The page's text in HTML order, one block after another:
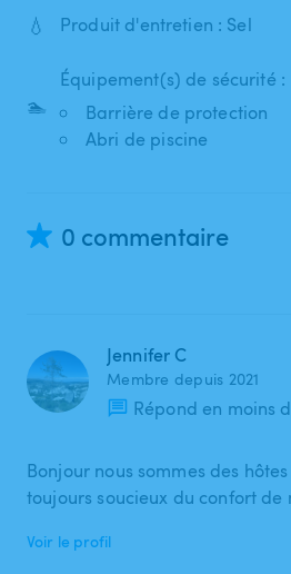
💧 Produit d'entretien : Sel
🏊
Équipement(s) de sécurité :
Barrière de protection
Abri de piscine
0 commentaire
Jennifer C
Membre depuis 2021
Répond en moins
Bonjour nous sommes des
toujours soucieux du confort de
Voir le profil